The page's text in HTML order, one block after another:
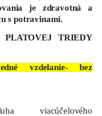
je zdravotná a
s potravinami.
TRIEDY
vzdelanie- bez
viacúčelového